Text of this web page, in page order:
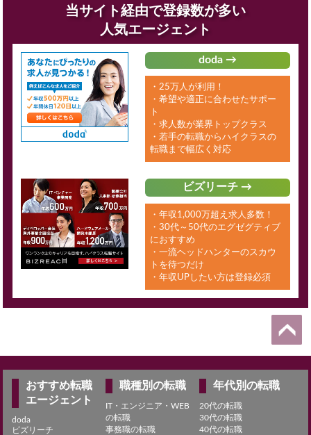
当サイト経由で登録数が多い
人気エージェント
doda →
・25万人が利用！
・希望や適正に合わせたサポー
ト
・求人数が業界トップクラス
・若手の転職からハイクラスの
転職まで幅広く対応
ビズリーチ →
・年収1,000万超え求人多数！
・30代～50代のエグゼグティブ
におすすめ
・一流ヘッドハンターのスカウ
トを待つだけ
・年収UPしたい方は登録必須
おすすめ転職
エージェント
doda
ビズリーチ
職種別の転職
IT・エンジニア・WEB
の転職
事務職の転職
年代別の転職
20代の転職
30代の転職
40代の転職